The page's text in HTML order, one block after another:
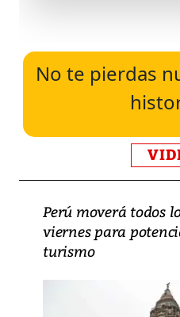
No te pierdas
Perú moverá todos
viernes para
turismo